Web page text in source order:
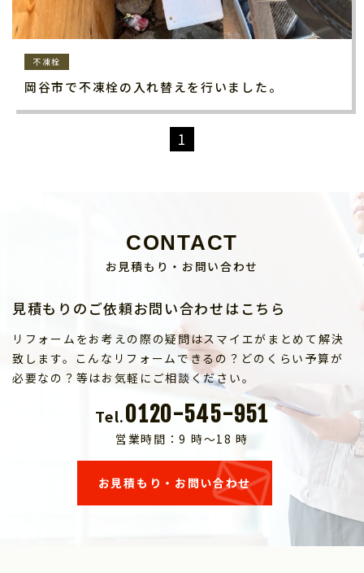
不凍栓
岡谷市で不凍栓の入れ替えを行いました。
1
CONTACT
お見積もり・お問い合わせ
見積もりのご依頼お問い合わせはこちら
リフォームをお考えの際の疑問はスマイエがまとめて解決
致します。こんなリフォームできるの？どのくらい予算が
必要なの？等はお気軽にご相談ください。
Tel.0120-545-951
営業時間：9 時～18 時
お見積もり・お問い合わせ